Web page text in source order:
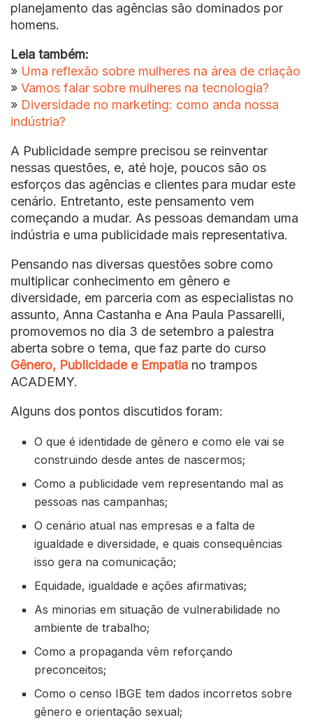
planejamento das agências são dominados por
homens.
Leia também:
» Uma reflexão sobre mulheres na área de criação
» Vamos falar sobre mulheres na tecnologia?
» Diversidade no marketing: como anda nossa
indústria?
A Publicidade sempre precisou se reinventar
nessas questões, e, até hoje, poucos são os
esforços das agências e clientes para mudar este
cenário. Entretanto, este pensamento vem
começando a mudar. As pessoas demandam uma
indústria e uma publicidade mais representativa.
Pensando nas diversas questões sobre como
multiplicar conhecimento em gênero e
diversidade, em parceria com as especialistas no
assunto, Anna Castanha e Ana Paula Passarelli,
promovemos no dia 3 de setembro a palestra
aberta sobre o tema, que faz parte do curso
Gênero, Publicidade e Empatia no trampos
ACADEMY.
Alguns dos pontos discutidos foram:
O que é identidade de gênero e como ele vai se
construindo desde antes de nascermos;
Como a publicidade vem representando mal as
pessoas nas campanhas;
O cenário atual nas empresas e a falta de
igualdade e diversidade, e quais consequências
isso gera na comunicação;
Equidade, igualdade e ações afirmativas;
As minorias em situação de vulnerabilidade no
ambiente de trabalho;
Como a propaganda vêm reforçando
preconceitos;
Como o censo IBGE tem dados incorretos sobre
gênero e orientação sexual;